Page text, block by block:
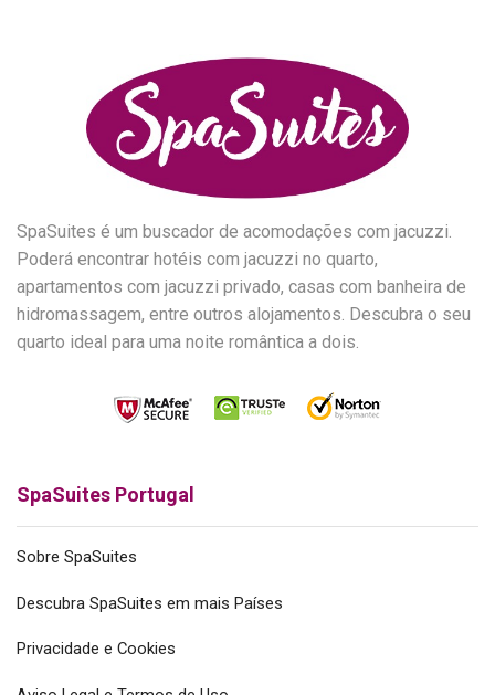
SpaSuites é um buscador de acomodações com jacuzzi.
Poderá encontrar hotéis com jacuzzi no quarto,
apartamentos com jacuzzi privado, casas com banheira de
hidromassagem, entre outros alojamentos. Descubra o seu
quarto ideal para uma noite romântica a dois.
SpaSuites Portugal
Sobre SpaSuites
Descubra SpaSuites em mais Países
Privacidade e Cookies